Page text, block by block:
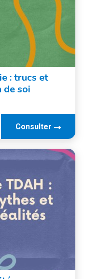
: trucs et
de soi
Consulter